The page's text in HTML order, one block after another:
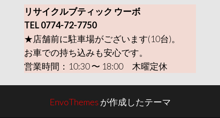
リサイクルブティック ウーボ
TEL 0774-72-7750
★店舗前に駐車場がございます(10台)。
お車での持ち込みも安心です。
営業時間：10:30 〜 18:00 木曜定休
EnvoThemes が作成したテーマ